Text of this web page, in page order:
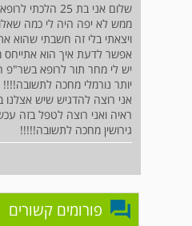
שלום אני בת 25
ממש לא יפה היה לי כמה
ויצאתי בלי זה חשבתי שהוא
אפשר לדעת איך הוא
יש לי מחר תור לרופא
יותר נורמלי מחכה לתשובה!!!!
אני רוצה להדגיש שיש
ראיה ואני רוצה לטפל בזה
גירושין מחכה לתשובה!!!!!
פורומים קשורים